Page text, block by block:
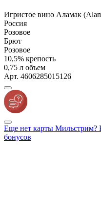
Игристое вино Аламак
Россия
Розовое
Брют
Розовое
10,5% крепость
0,75 л объем
Арт. 4606285015126
Еще нет карты Мильстрим?
бонусов